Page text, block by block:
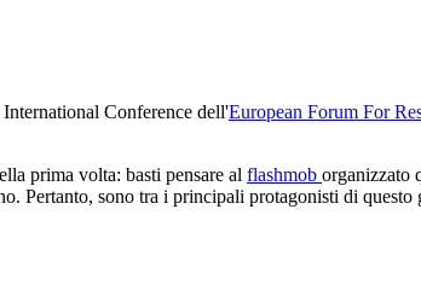
Conference dell'European Forum For
prima volta: basti pensare al flashmob organizzato
Pertanto, sono tra i principali protagonisti di questo